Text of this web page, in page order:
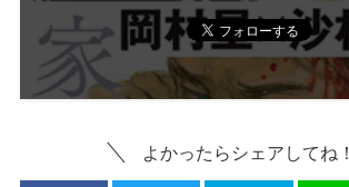
よかったらシェアしてね！